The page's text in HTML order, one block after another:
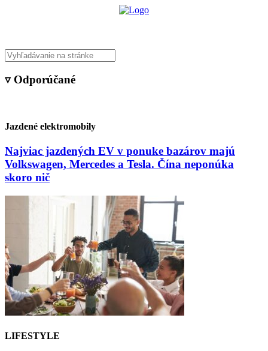
▿ Odporúčané
Jazdené elektromobily
Najviac jazdených EV v ponuke bazárov majú
Volkswagen, Mercedes a Tesla. Čína neponúka
skoro nič
LIFESTYLE